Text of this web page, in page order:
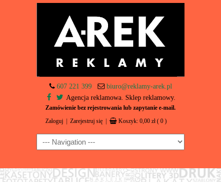
607 221 399
biuro@reklamy-arek.pl
Agencja reklamowa. Sklep reklamowy.
Zamówienie bez rejestrowania lub zapytanie e-mail.
Zaloguj Zarejestruj się Koszyk: 0,00 zł ( 0 )
Navigation